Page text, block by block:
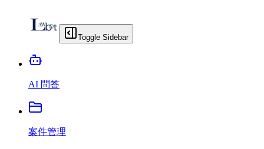
Toggle Sidebar
AI 問答
案件管理